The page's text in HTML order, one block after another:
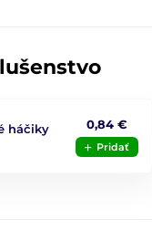
háčiky
0,84 €
Pridať